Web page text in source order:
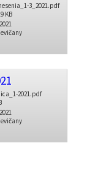
3_2021.pdf
KB
2021.pdf